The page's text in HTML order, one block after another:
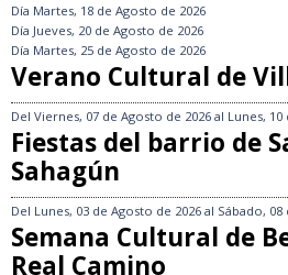
Día Martes, 18 de Agosto de 2026
Día Jueves, 20 de Agosto de 2026
Día Martes, 25 de Agosto de 2026
Verano Cultural de
Del Viernes, 07 de Agosto de 2026 al Lunes,
Fiestas del barrio de
Sahagún
Del Lunes, 03 de Agosto de 2026 al Sábado, 08
Semana Cultural de
Real Camino